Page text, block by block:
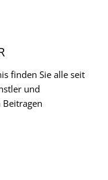
finden Sie alle seit
und